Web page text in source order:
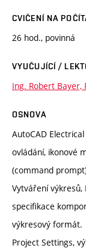
CVIČENÍ NA
26 hod., povinná
VYUČUJÍCÍ /
Ing. Robert Bayer,
OSNOVA
AutoCAD
ovládání, ikonové
(command
Vytváření
specifikace
výkresový formát.
Project Settings,